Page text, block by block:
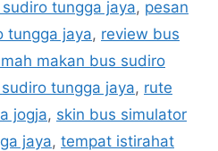
tungga jaya, pesan
tungga jaya, review bus
makan bus sudiro
tungga jaya, rute
jogja, skin bus simulator
jaya, tempat istirahat